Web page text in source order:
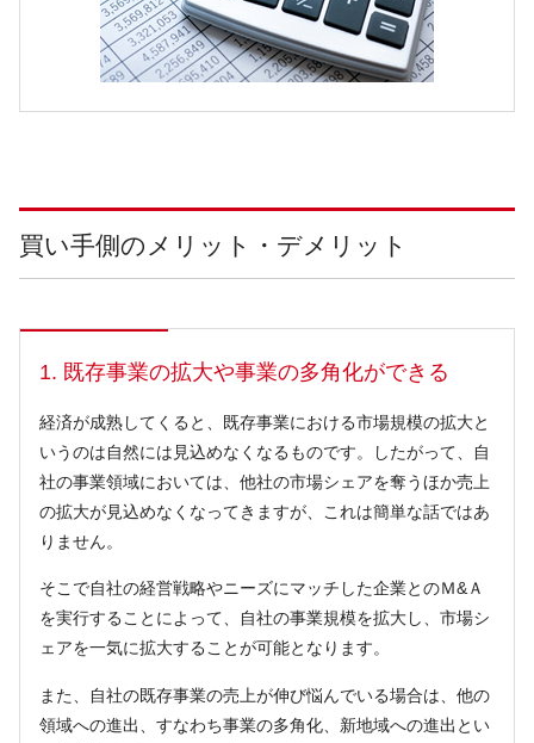
買い手側のメリット・デメリット
1. 既存事業の拡大や事業の多角化ができる
経済が成熟してくると、既存事業における市場規模の拡大と
いうのは自然には見込めなくなるものです。したがって、自
社の事業領域においては、他社の市場シェアを奪うほか売上
の拡大が見込めなくなってきますが、これは簡単な話ではあ
りません。
そこで自社の経営戦略やニーズにマッチした企業とのＭ&Ａ
を実行することによって、自社の事業規模を拡大し、市場シ
ェアを一気に拡大することが可能となります。
また、自社の既存事業の売上が伸び悩んでいる場合は、他の
領域への進出、すなわち事業の多角化、新地域への進出とい